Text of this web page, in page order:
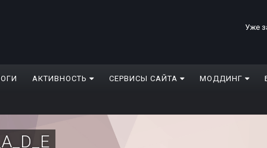
Уже
АКТИВНОСТЬ СЕРВИСЫ САЙТА МОДДИНГ